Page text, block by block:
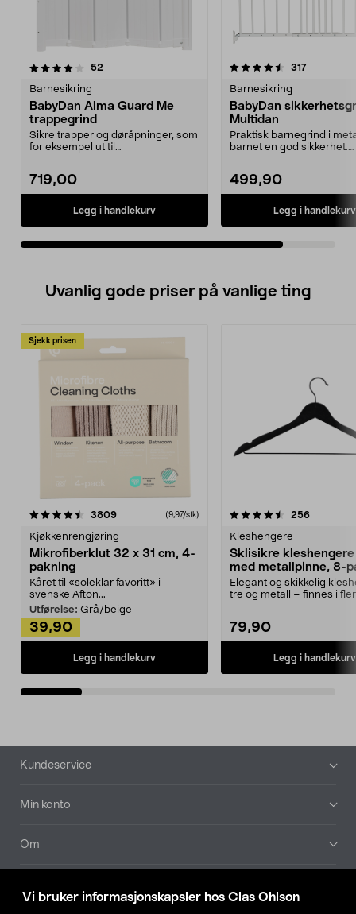
Vi bruker informasjonskapsler hos Clas Ohlson
52
Barnesikring
BabyDan Alma Guard Me
trappegrind
Sikre trapper og døråpninger, som
for eksempel ut til
719,00
Legg i handlekurv
4.5av 5 stjerner 317
Barnesikring
BabyDan
Multidan
Praktisk barnegrind i
barnet en god sikkerhet.
499,90
Legg i handlekurv
Uvanlig gode priser på vanlige ting
Sjekk prisen
3809anmeldelser(9,97/stk)
Kjøkkenrengjøring
Mikrofiberklut 32 x 31 cm, 4-
pakning
Kåret til «soleklar favoritt» i
svenske Afton...
Utførelse: Grå/beige
39,90
Legg i handlekurv
4.5av 5 stjerner 256
Kleshengere
Sklisikre
med metallpinne, 8-
Elegant og skikkelig
tre og metall – finnes i
79,90
Legg i handlekurv
4.5av 5 stjerner
Bunntekst
Kundeservice
Min konto
Om